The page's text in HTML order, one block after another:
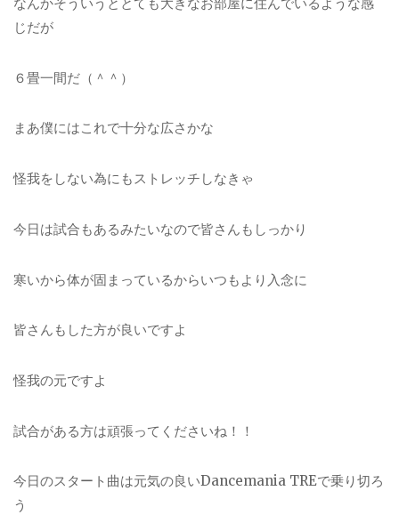
じだが
６畳一間だ（＾＾）
まあ僕にはこれで十分な広さかな
怪我をしない為にもストレッチしなきゃ
今日は試合もあるみたいなので皆さんもしっかり
寒いから体が固まっているからいつもより入念に
皆さんもした方が良いですよ
怪我の元ですよ
試合がある方は頑張ってくださいね！！
今日のスタート曲は元気の良いDancemania TREで乗り切ろ
う